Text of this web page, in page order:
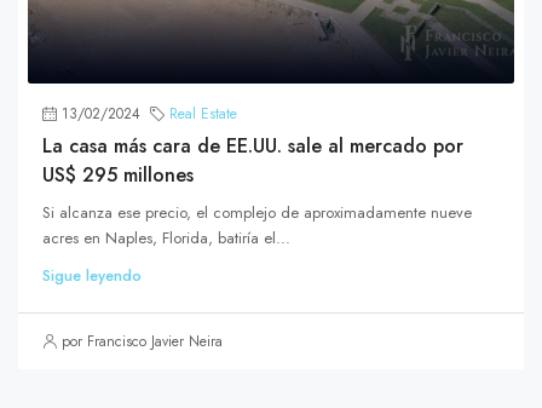
13/02/2024 Real Estate
La casa más cara de EE.UU. sale al mercado por
US$ 295 millones
Si alcanza ese precio, el complejo de aproximadamente nueve
acres en Naples, Florida, batiría el...
Sigue leyendo
por Francisco Javier Neira